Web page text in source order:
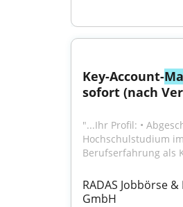
Key-Account-
sofort (nach
"...Ihr Profil: •
Hochschulstudium
Berufserfahrung als
RADAS Jobbörse
GmbH